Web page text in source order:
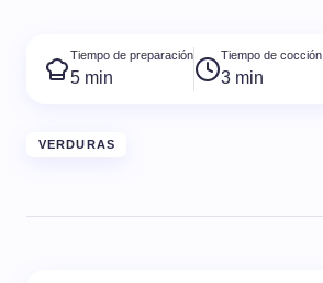
Tiempo de preparación
5 min
Tiempo de cocción
3 min
VERDURAS